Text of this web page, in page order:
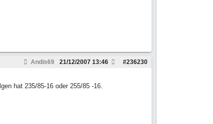
Andis69 #236230
21/12/2007 13:46
hat 235/85-16 oder 255/85 -16.